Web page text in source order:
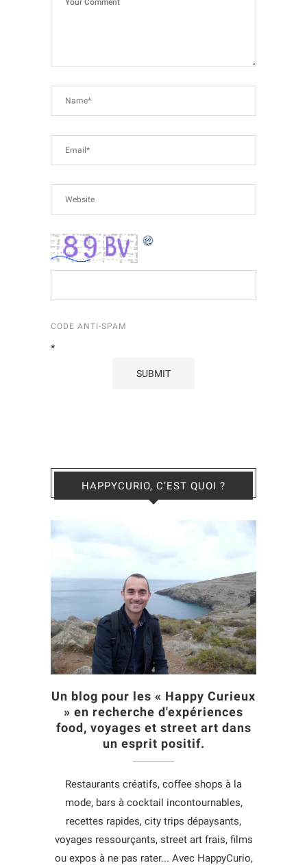
CODE ANTI-SPAM
*
HAPPYCURIO, C’EST QUOI ?
Un blog pour les « Happy Curieux
» en recherche d'expériences
food, voyages et street art dans
un esprit positif.
Restaurants créatifs, coffee shops à la
mode, bars à cocktail incontournables,
recettes rapides, city trips dépaysants,
voyages ressourçants, street art frais, films
ou expos à ne pas rater... Avec HappyCurio,